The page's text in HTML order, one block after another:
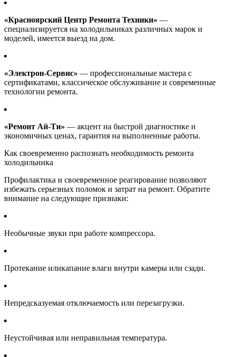
«Красноярский Центр Ремонта Техники» —
специализируется на холодильниках различных марок и
моделей, имеется выезд на дом.
«Электрон-Сервис» — профессиональные мастера с
сертификатами, классическое обслуживание и современные
технологии ремонта.
«Ремонт Ай-Ти» — акцент на быстрой диагностике и
экономичных ценах, гарантия на выполненные работы.
Как своевременно распознать необходимость ремонта
холодильника
Профилактика и своевременное реагирование позволяют
избежать серьезных поломок и затрат на ремонт. Обратите
внимание на следующие признаки:
Необычные звуки при работе компрессора.
Протекание иликапание влаги внутри камеры или сзади.
Непредсказуемая отключаемость или перезагрузки.
Неустойчивая или неправильная температура.